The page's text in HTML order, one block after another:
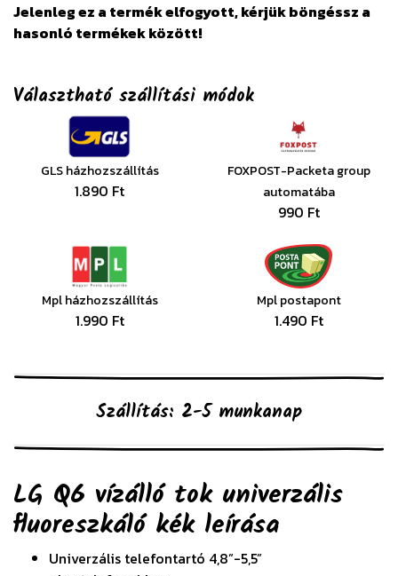
Jelenleg ez a termék elfogyott, kérjük böngéssz a
hasonló termékek között!
Választható szállítási módok
GLS házhozszállítás
1.890 Ft
FOXPOST-Packeta group
automatába
990 Ft
Mpl házhozszállítás
1.990 Ft
Mpl postapont
1.490 Ft
Szállítás: 2-5 munkanap
LG Q6 vízálló tok univerzális
fluoreszkáló kék leírása
Univerzális telefontartó 4,8”-5,5”